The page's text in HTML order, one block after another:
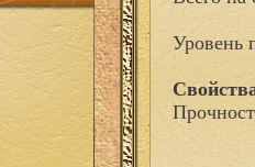
Уровень